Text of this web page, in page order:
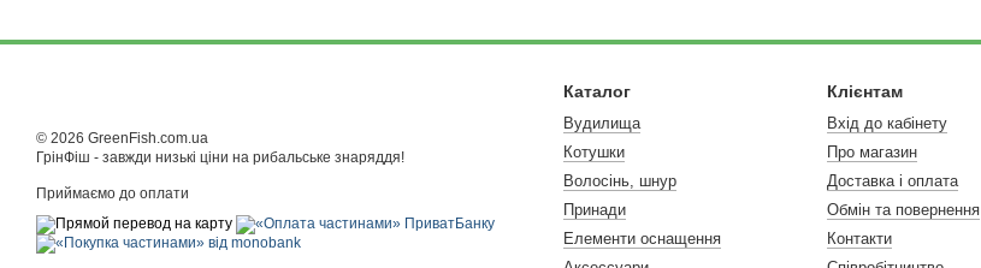
© 2026 GreenFish.com.ua
ГрінФіш - завжди низькі ціни на рибальське знаряддя!
Приймаємо до оплати
Каталог
Вудилища
Котушки
Волосінь, шнур
Принади
Елементи оснащення
Клієнтам
Вхід до кабінету
Про магазин
Доставка і оплата
Обмін та повернення
Контакти